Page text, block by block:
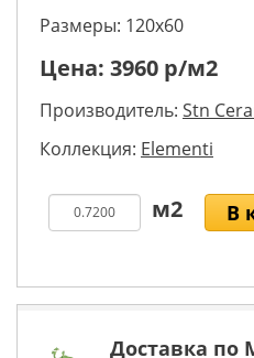
Размеры: 120х60
Цена: 3960 р/м2
Производитель: Stn
Коллекция: Elementi
В
Доставка по